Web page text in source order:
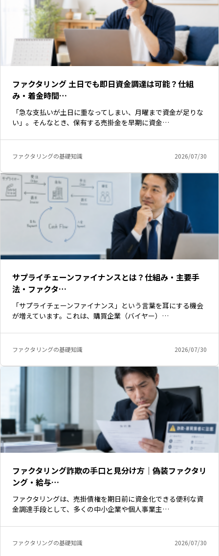
ファクタリング 土日でも即日資金調達は可能？仕組
み・着金時間…
「急な支払いが土日に重なってしまい、月曜まで資金が足りな
い」。そんなとき、保有する売掛金を早期に資金…
ファクタリングの基礎知識 2026/07/30
サプライチェーンファイナンスとは？仕組み・主要手
法・ファクタ…
「サプライチェーンファイナンス」という言葉を耳にする機会
が増えています。これは、購買企業（バイヤー）…
ファクタリングの基礎知識 2026/07/30
ファクタリング詐欺の手口と見分け方｜偽装ファクタリ
ング・給与…
ファクタリングは、売掛債権を期日前に資金化できる便利な資
金調達手段として、多くの中小企業や個人事業主…
ファクタリングの基礎知識 2026/07/30
いますぐ無料登録